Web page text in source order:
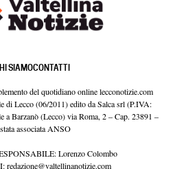
SIAMOCONTATTI
del quotidiano online lecconotizie.com
di Lecco (06/2011) edito da Salca srl (P.IVA:
a Barzanò (Lecco) via Roma, 2 – Cap. 23891 –
associata ANSO
Lorenzo Colombo
redazione@valtellinanotizie.com